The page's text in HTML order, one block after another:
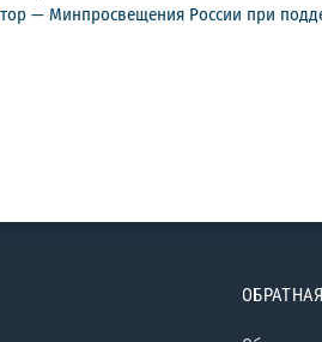
— Минпросвещения России при